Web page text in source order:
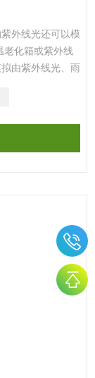
外线光还可以模
老化箱或紫外线
由紫外线光、雨
冷凝拟湿气和